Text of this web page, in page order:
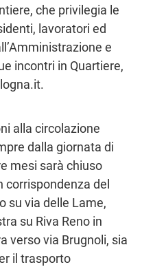
che privilegia le
lavoratori ed
e
incontri in Quartiere,
alla circolazione
dalla giornata di
mesi sarà chiuso
corrispondenza del
su via delle Lame,
su Riva Reno in
verso via Brugnoli, sia
il trasporto